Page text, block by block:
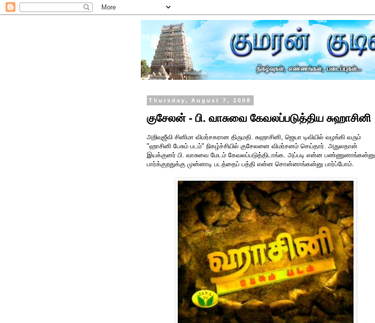
Thursday, August 7, 2008
குசேலன் - பி. வாசுவை கேவலப்படுத்திய சுஹாசினி
அறிவுஜீவி சினிமா விமர்சகரான திருமதி. சுஹாசினி, ஜெயா டிவியில் வழங்கி வரும்
"ஹாசினி பேசும் படம்" நிகழ்ச்சியில் குசேலனை விமர்சனம் செய்தார். அதுலதான்
இயக்குனர் பி. வாசுவை மேடம் கேவலப்படுத்திடாங்க. அப்படி என்ன பண்ணுனாங்கன்னு
பார்க்குறதுக்கு முன்னாடி படத்தைப் பத்தி என்ன சொன்னாங்கன்னு பார்ப்போம்.